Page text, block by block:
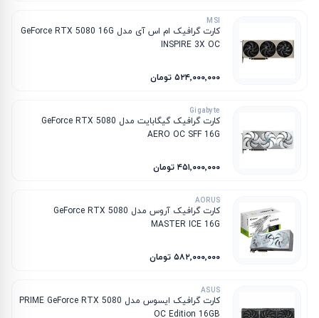
MSI
کارت گرافیک ام‌ اس‌ آی مدل GeForce RTX 5080 16G
INSPIRE 3X OC
۵۲۴٬۰۰۰٬۰۰۰ تومان
Gigabyte
کارت گرافیک گیگابایت مدل GeForce RTX 5080
AERO OC SFF 16G
۴۵۱٬۰۰۰٬۰۰۰ تومان
AORUS
کارت گرافیک آروس مدل GeForce RTX 5080
MASTER ICE 16G
۵۸۲٬۰۰۰٬۰۰۰ تومان
ASUS
کارت گرافیک ایسوس مدل PRIME GeForce RTX 5080
OC Edition 16GB